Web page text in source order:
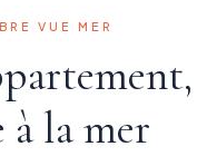
VUE MER
la mer